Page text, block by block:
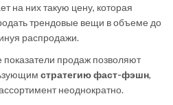
на них такую цену, которая
трендовые вещи в объеме до
распродажи.
продаж позволяют
стратегию фаст-фэшн,
неоднократно.